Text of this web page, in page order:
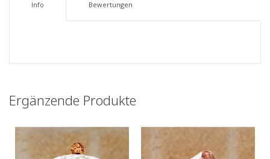
Info Bewertungen
Ergänzende Produkte